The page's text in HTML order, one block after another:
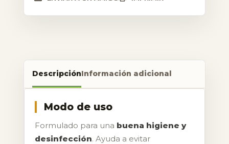
DescripciónInformación adicional
Modo de uso
Formulado para una buena higiene y
desinfección. Ayuda a evitar